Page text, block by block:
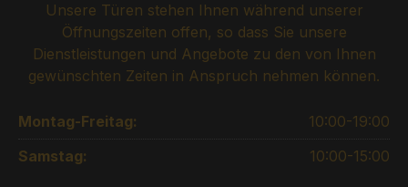
Unsere Türen stehen Ihnen während unserer
Öffnungszeiten offen, so dass Sie unsere
Dienstleistungen und Angebote zu den von Ihnen
gewünschten Zeiten in Anspruch nehmen können.
Montag-Freitag:
10:00-19:00
Samstag:
10:00-15:00